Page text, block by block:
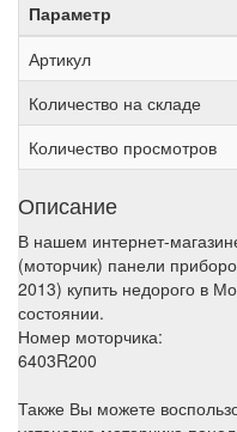
Параметр
Артикул
Количество на складе
Количество просмотров
Описание
В нашем интернет-
(моторчик) панели
2013) купить недорого в
состоянии.
Номер моторчика:
6403R200
Также Вы можете